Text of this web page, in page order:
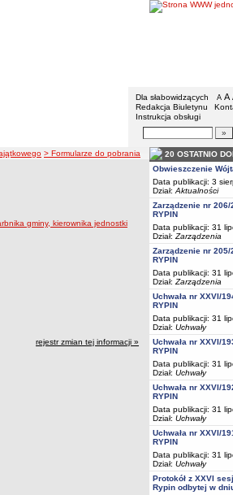
Gmina Rypin
Menu dodatkowe
Dla słabowidzących A A
Redakcja Biuletynu
Instrukcja obsługi
Wyszukiwarka artykułów
> Formularze do pobrania
gminy, kierownika jednostki
rejestr zmian tej informacji »
20 OSTATNIO
Obwieszczenie
Data publikacji: 3
Dział: Aktualności
Zarządzenie nr 206/
RYPIN
Data publikacji: 31
Dział: Zarządzenia
Zarządzenie nr 205/
RYPIN
Data publikacji: 31
Dział: Zarządzenia
Uchwała nr XXVI/
RYPIN
Data publikacji: 31
Dział: Uchwały
Uchwała nr XXVI/
RYPIN
Data publikacji: 31
Dział: Uchwały
Uchwała nr XXVI/
RYPIN
Data publikacji: 31
Dział: Uchwały
Uchwała nr XXVI/
RYPIN
Data publikacji: 31
Dział: Uchwały
Protokół z XXVI
Rypin odbytej w